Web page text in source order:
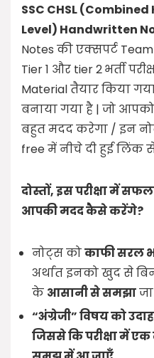
SSC CHSL
Level) Handwritten
Notes की एक्सपर्ट
Tier 1 और tier 2भर्ती
Material तैयार किया
बनाया गया है | जो
बहुत मदद करेगा / इन
free में नीचे दी हुई लिंक
दोस्तों, इस परीक्षा में
आपकी मदद कैसे करेंगे?
नोट्स कोकाफी सरल
अर्थात इनको खुद से
के आसानी से समझा
“अंग्रेजी” विषय को
जिससे कि परीक्षा में